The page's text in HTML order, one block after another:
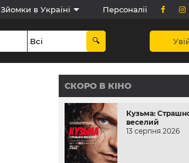
Зйомки в Україні Персоналії
СКОРО В КІНО
Кузьма:
веселий
13 серпня 2026